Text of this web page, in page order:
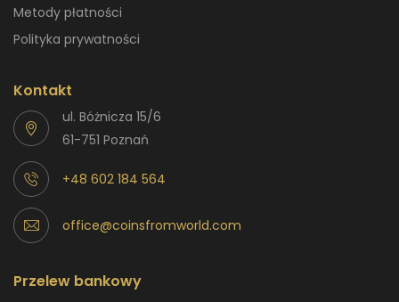
Metody płatności
Polityka prywatności
Kontakt
ul. Bóżnicza 15/6
61-751 Poznań
+48 602 184 564
office@coinsfromworld.com
Przelew bankowy